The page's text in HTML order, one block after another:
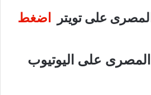
المصرى على تويتر
اضغط
المصرى على اليوتيوب